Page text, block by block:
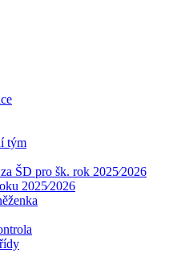
tým
ŠD pro šk. rok 2025⁄2026
2025⁄2026